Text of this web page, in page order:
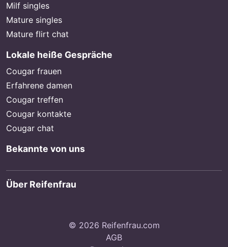
Milf singles
Mature singles
Mature flirt chat
Lokale heiße Gespräche
Cougar frauen
Erfahrene damen
Cougar treffen
Cougar kontakte
Cougar chat
Bekannte von uns
Über Reifenfrau
© 2026 Reifenfrau.com
AGB